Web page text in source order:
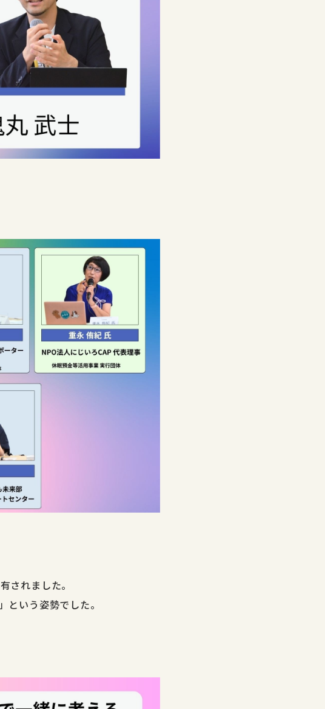
されました。
いう姿勢でした。